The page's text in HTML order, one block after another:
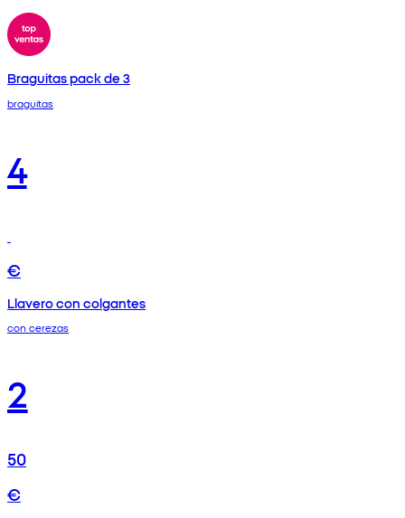
Braguitas pack de 3
braguitas
4
€
Llavero con colgantes
con cerezas
2
50
€